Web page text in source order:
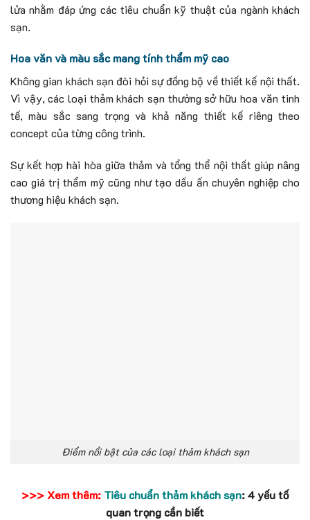
lửa nhằm đáp ứng các tiêu chuẩn kỹ thuật của ngành khách
sạn.
Hoa văn và màu sắc mang tính thẩm mỹ cao
Không gian khách sạn đòi hỏi sự đồng bộ về thiết kế nội thất.
Vì vậy, các loại thảm khách sạn thường sở hữu hoa văn tinh
tế, màu sắc sang trọng và khả năng thiết kế riêng theo
concept của từng công trình.
Sự kết hợp hài hòa giữa thảm và tổng thể nội thất giúp nâng
cao giá trị thẩm mỹ cũng như tạo dấu ấn chuyên nghiệp cho
thương hiệu khách sạn.
Điểm nổi bật của các loại thảm khách sạn
>>> Xem thêm: Tiêu chuẩn thảm khách sạn: 4 yếu tố
quan trọng cần biết